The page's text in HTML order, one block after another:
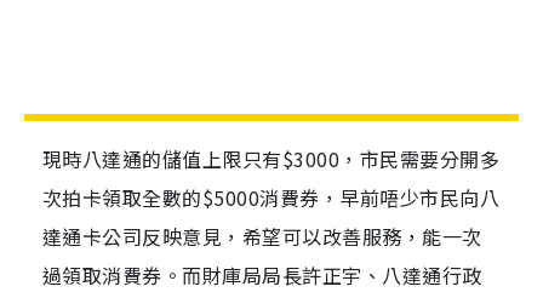
現時八達通的儲值上限只有$3000，市民需要分開多
次拍卡領取全數的$5000消費券，早前唔少市民向八
達通卡公司反映意見，希望可以改善服務，能一次
過領取消費券。而財庫局局長許正宇、八達通行政